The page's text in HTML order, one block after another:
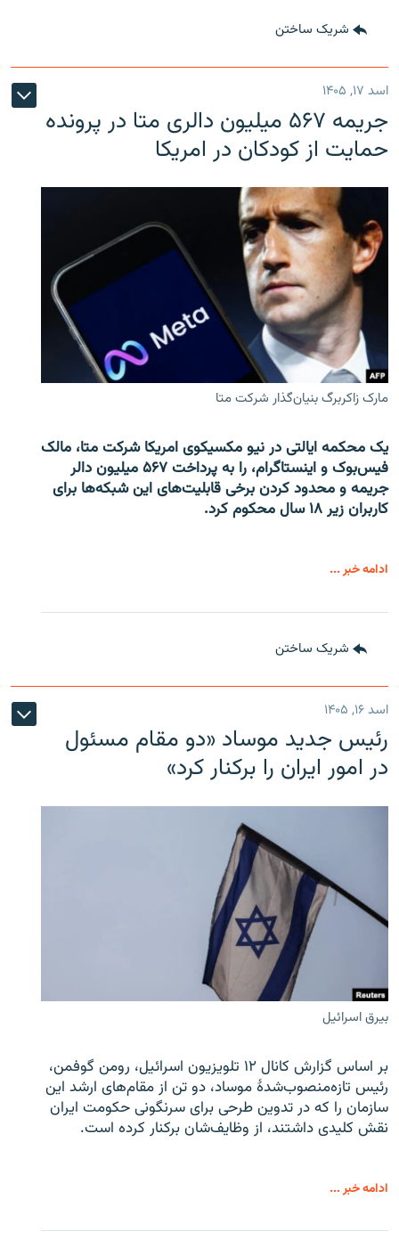
شریک ساختن
اسد ۱۷, ۱۴۰۵
جریمه ۵۶۷ میلیون دالری متا در پرونده
حمایت از کودکان در امریکا
مارک زاکربرگ بنیان‌گذار شرکت متا
یک محکمه ایالتی در نیو مکسیکوی امریکا شرکت متا، مالک
فیس‌بوک و اینستاگرام، را به پرداخت ۵۶۷ میلیون دالر
جریمه و محدود کردن برخی قابلیت‌های این شبکه‌ها برای
کاربران زیر ۱۸ سال محکوم کرد.
ادامه خبر ...
شریک ساختن
اسد ۱۶, ۱۴۰۵
رئیس جدید موساد «دو مقام مسئول
در امور ایران را برکنار کرد»
بیرق اسرائیل
بر اساس گزارش کانال ۱۲ تلویزیون اسرائیل، رومن گوفمن،
رئیس تازه‌منصوب‌شدۀ موساد، دو تن از مقام‌های ارشد این
سازمان را که در تدوین طرحی برای سرنگونی حکومت ایران
نقش کلیدی داشتند، از وظایف‌شان برکنار کرده است.
ادامه خبر ...